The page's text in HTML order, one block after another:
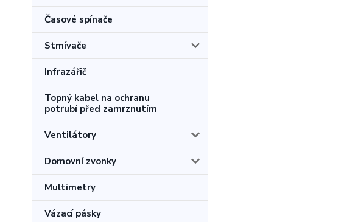
Časové spínače
Stmívače
Infrazářič
Topný kabel na ochranu
potrubí před zamrznutím
Ventilátory
Domovní zvonky
Multimetry
Vázací pásky